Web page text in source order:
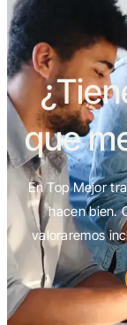
que
En Top Mejor
hacen bien.
valoraremos